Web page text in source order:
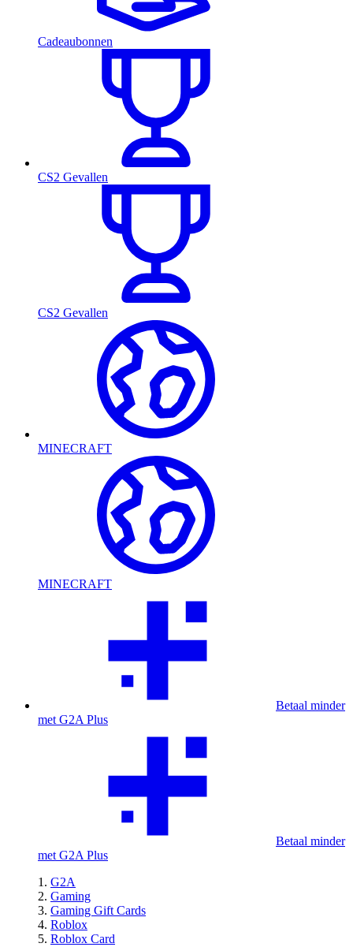
Cadeaubonnen
CS2 Gevallen
CS2 Gevallen
MINECRAFT
MINECRAFT
Betaal minder
met G2A Plus
Betaal minder
met G2A Plus
G2A
Gaming
Gaming Gift Cards
Roblox
Roblox Card